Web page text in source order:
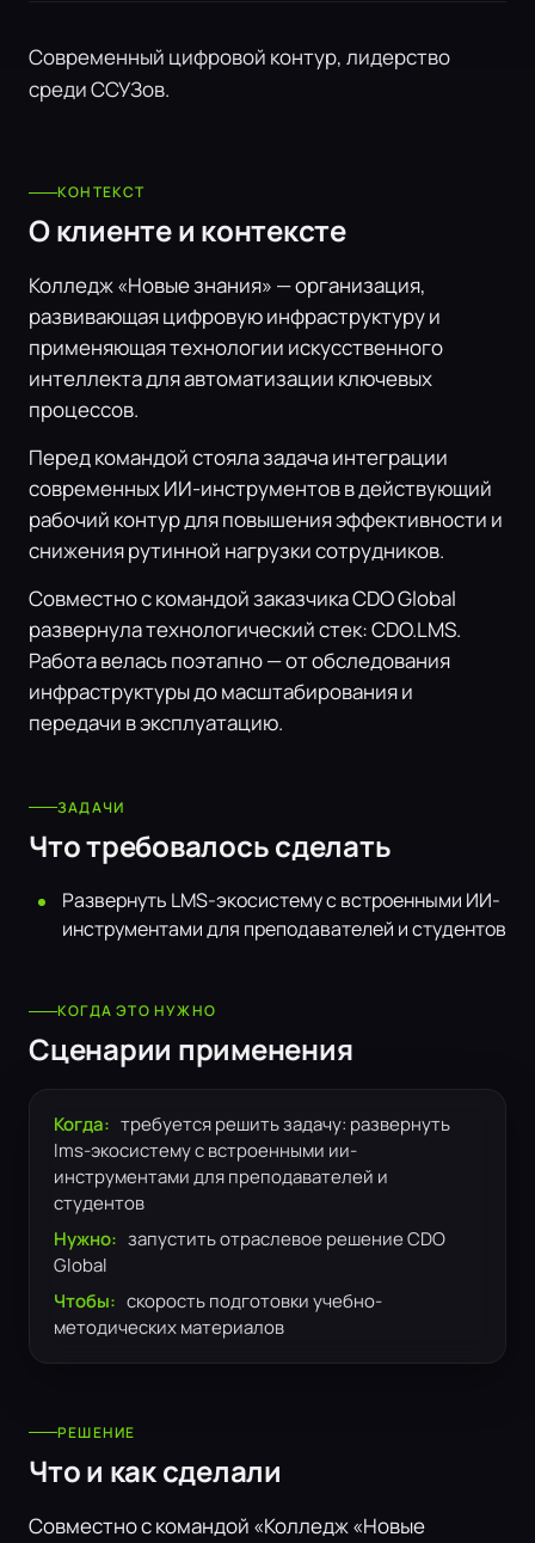
Современный цифровой контур, лидерство
среди ССУЗов.
КОНТЕКСТ
О клиенте и контексте
Колледж «Новые знания» — организация,
развивающая цифровую инфраструктуру и
применяющая технологии искусственного
интеллекта для автоматизации ключевых
процессов.
Перед командой стояла задача интеграции
современных ИИ-инструментов в действующий
рабочий контур для повышения эффективности и
снижения рутинной нагрузки сотрудников.
Совместно с командой заказчика CDO Global
развернула технологический стек: CDO.LMS.
Работа велась поэтапно — от обследования
инфраструктуры до масштабирования и
передачи в эксплуатацию.
ЗАДАЧИ
Что требовалось сделать
Развернуть LMS-экосистему с встроенными ИИ-
инструментами для преподавателей и студентов
КОГДА ЭТО НУЖНО
Сценарии применения
Когда: требуется решить задачу: развернуть
lms-экосистему с встроенными ии-
инструментами для преподавателей и
студентов
Нужно: запустить отраслевое решение CDO
Global
Чтобы: скорость подготовки учебно-
методических материалов
РЕШЕНИЕ
Что и как сделали
Совместно с командой «Колледж «Новые